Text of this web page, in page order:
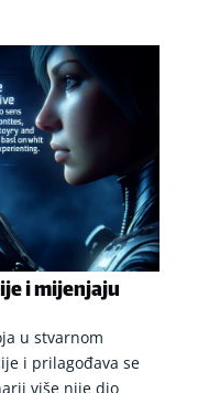
i mijenjaju
u stvarnom
i prilagođava se
više nije dio